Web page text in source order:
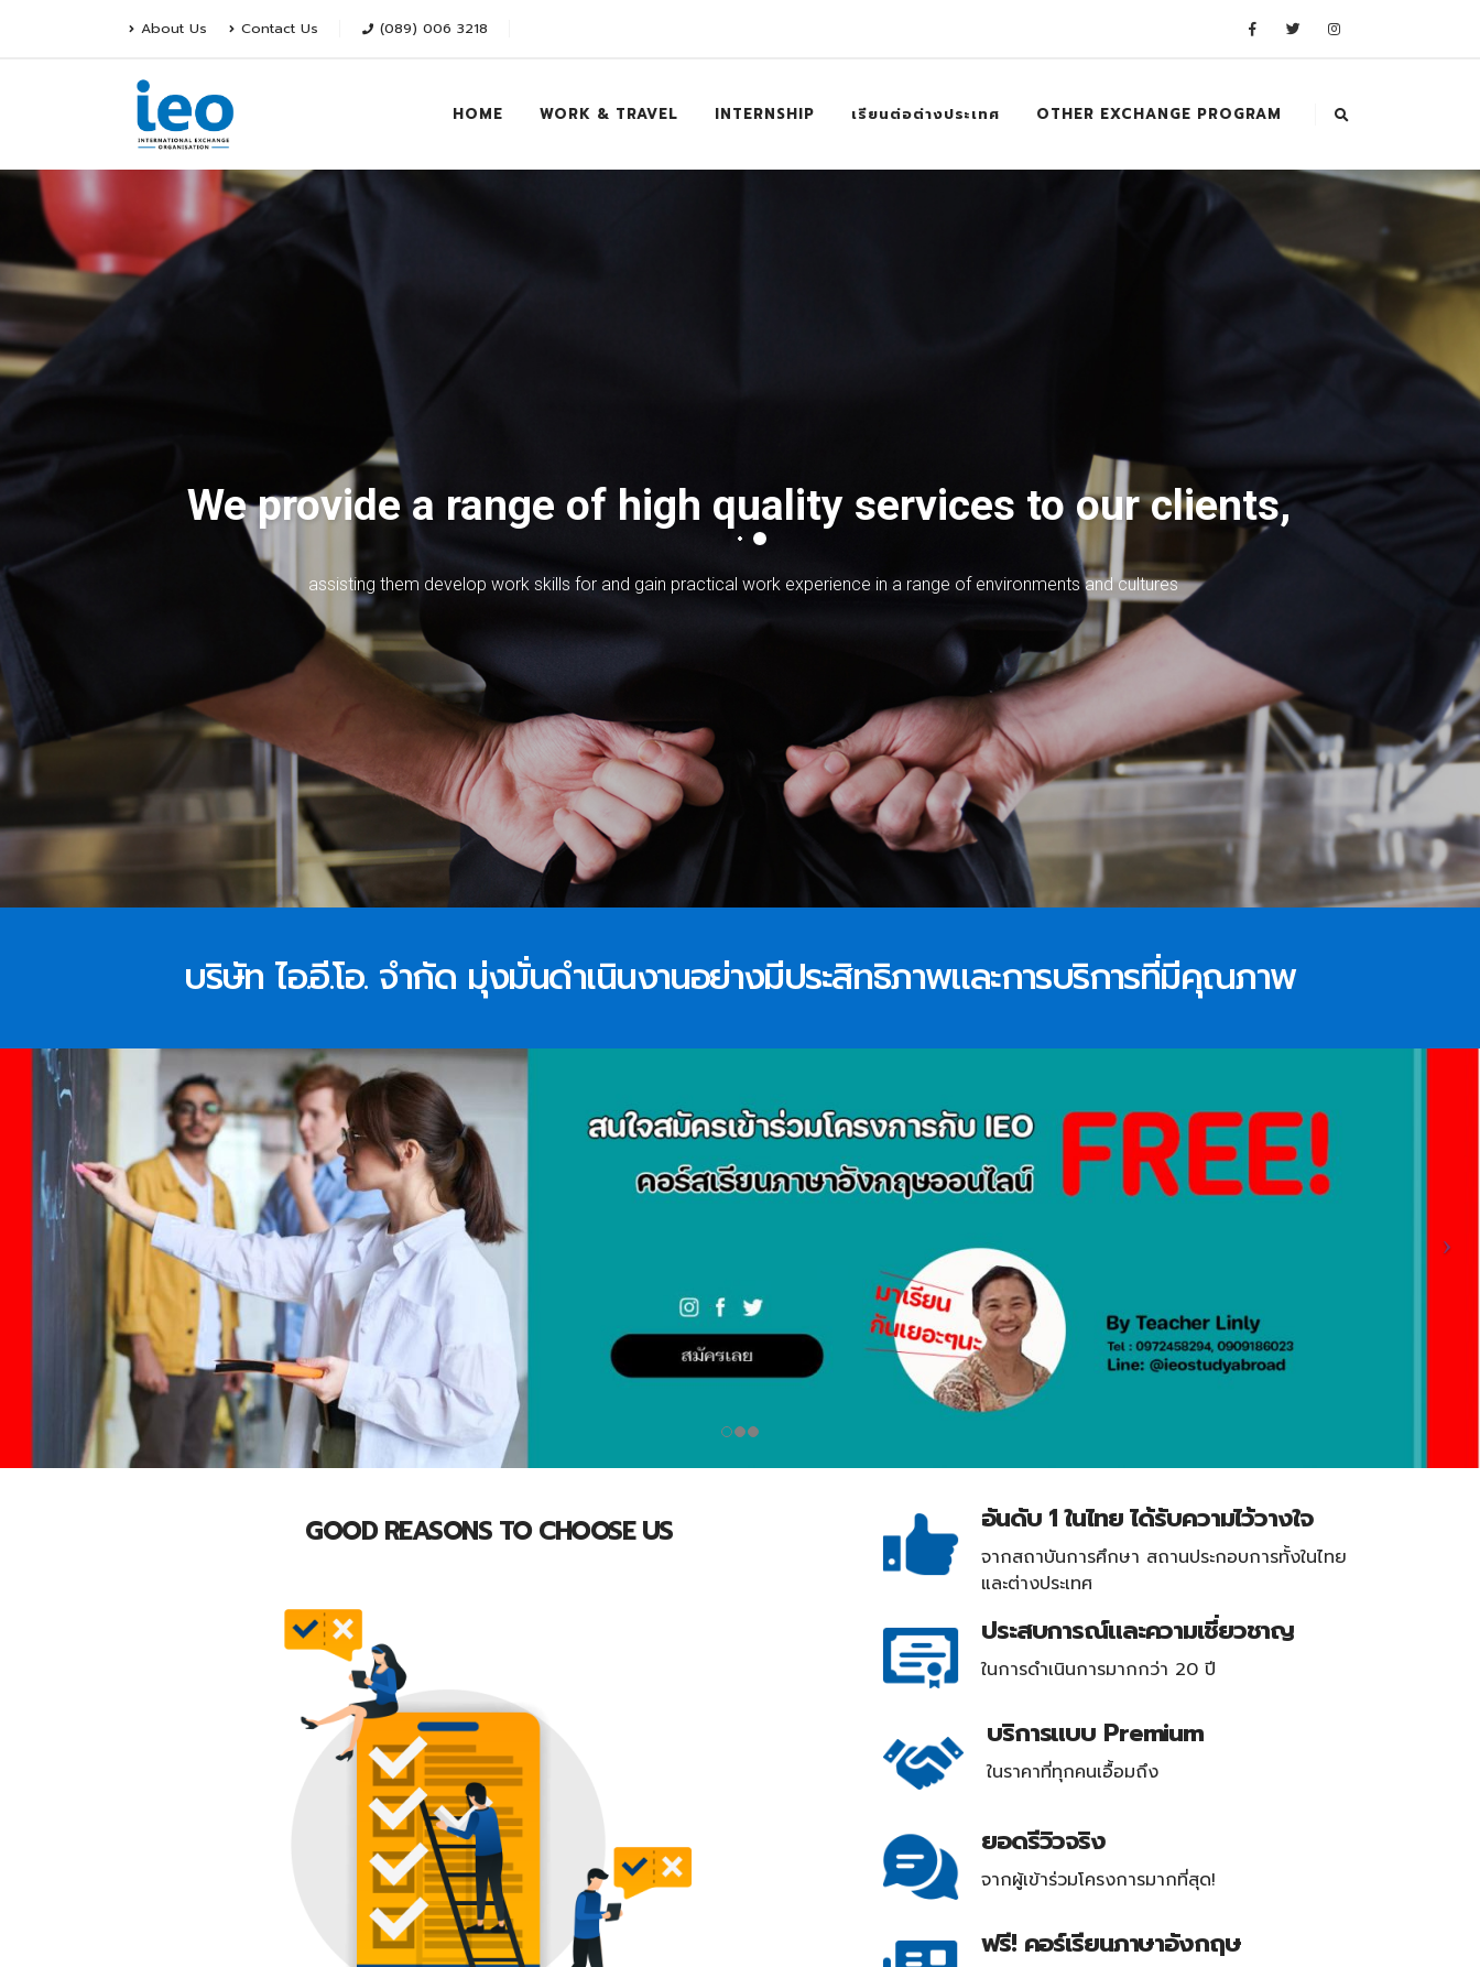
About Us Contact Us (089) 006 3218
HOME WORK & TRAVEL INTERNSHIP เรียนต่อต่างประเทศ OTHER EXCHANGE PROGRAM
We provide a range of high quality services to our clients,
assisting them develop work skills for and gain practical work experience in a range of environments and cultures
บริษัท ไอ.อี.โอ. จำกัด มุ่งมั่นดำเนินงานอย่างมีประสิทธิภาพและการบริการที่มีคุณภาพ
GOOD REASONS TO CHOOSE US อันดับ 1 ในไทย ได้รับความไว้วางใจ
จากสถาบันการศึกษา สถานประกอบการทั้งในไทย
และต่างประเทศ
ประสบการณ์และความเชี่ยวชาญ
ในการดำเนินการมากกว่า 20 ปี
บริการแบบ Premium
ในราคาที่ทุกคนเอื้อมถึง
ยอดรีวิวจริง
จากผู้เข้าร่วมโครงการมากที่สุด!
ฟรี! คอร์เรียนภาษาอังกฤษ